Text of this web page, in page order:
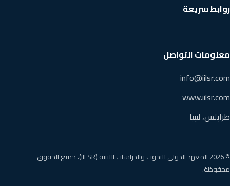
روابط سريعة
معلومات التواصل
info@iilsr.com
www.iilsr.com
طرابلس، ليبيا
© 2026 المعهد الدولي للبحوث والدراسات الليبية (IILSR). جميع الحقوق
محفوظة.